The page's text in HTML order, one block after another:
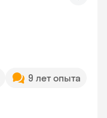
9 лет опыта